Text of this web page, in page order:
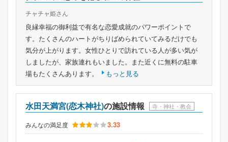
チャチャ姫さん
良縁幸福の御利益で有名な恋愛成就のパワーポイントで
す。たくさんのハートがちりばめられていてみるだけでも
気分が上がります。女性ひとりで訪れている人が多い気が
しましたが、家族連れもいました。また近くに無料の駐車
場もたくさんあります。
もっと見る
水田天満宮(恋木神社)の施設情報 寺・神社・教会
みんなの満足度 3.33